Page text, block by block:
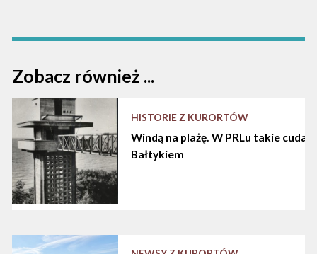
Zobacz również ...
HISTORIE Z KURORTÓW
Windą na plażę. W PRLu takie cuda
Bałtykiem